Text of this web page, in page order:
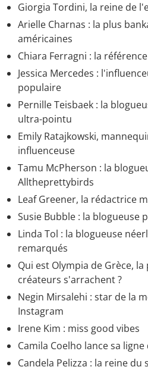
Giorgia Tordini, la reine de
Arielle Charnas : la plus
américaines
Chiara Ferragni : la
Jessica Mercedes :
populaire
Pernille Teisbaek : la
ultra-pointu
Emily Ratajkowski,
influenceuse
Tamu McPherson : la
Alltheprettybirds
Leaf Greener, la rédactrice
Susie Bubble : la blogueuse
Linda Tol : la blogueuse
remarqués
Qui est Olympia de Grèce,
créateurs s'arrachent ?
Negin Mirsalehi : star de la
Instagram
Irene Kim : miss good vibes
Camila Coelho lance sa
Candela Pelizza : la reine du